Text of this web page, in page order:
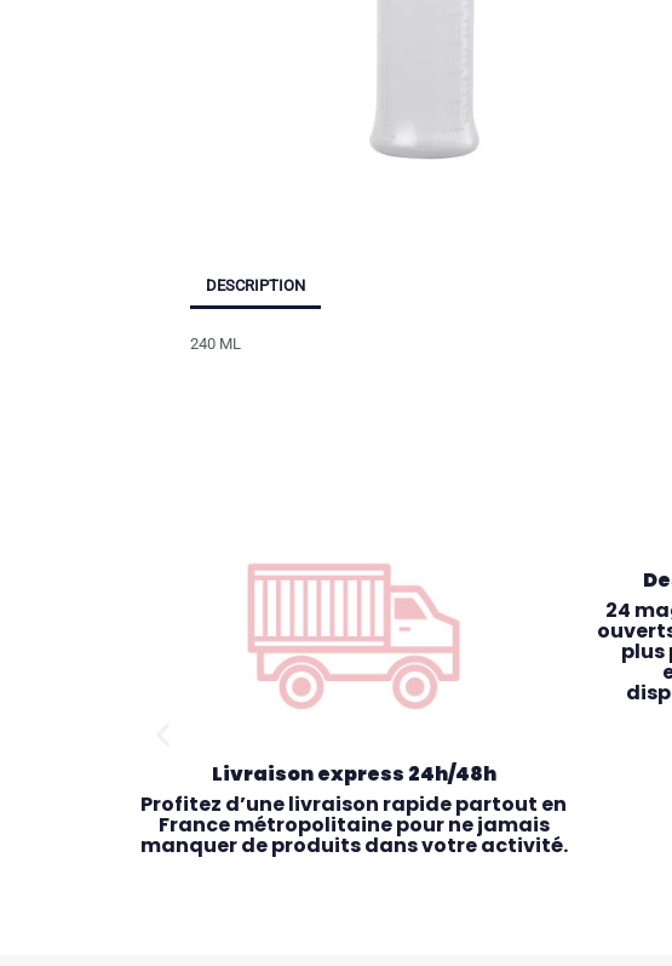
DESCRIPTION
240 ML
Livraison express 24h/48h
Profitez d’une livraison rapide partout en
France métropolitaine pour ne jamais
manquer de produits dans votre activité.
24
plus